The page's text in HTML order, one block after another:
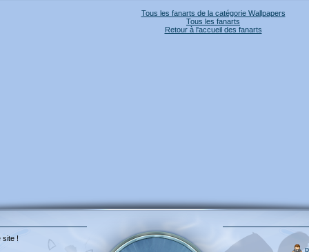
Tous les fanarts de la catégorie Wallpapers
Tous les fanarts
Retour à l'accueil des fanarts
site !